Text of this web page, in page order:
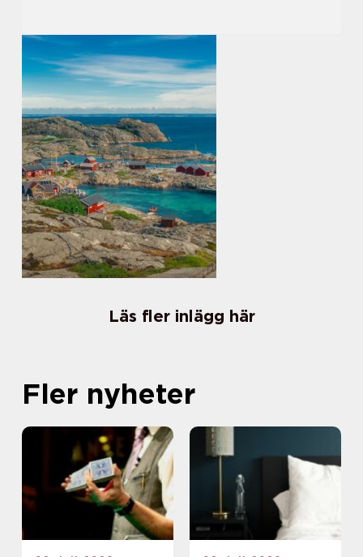
Läs fler inlägg här
Fler nyheter